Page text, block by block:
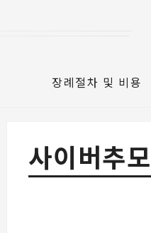
장례절차 및 비용
사이버추